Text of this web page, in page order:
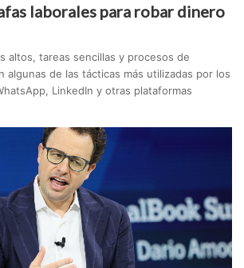
laborales para robar dinero
altos, tareas sencillas y procesos de
algunas de las tácticas más utilizadas por los
LinkedIn y otras plataformas